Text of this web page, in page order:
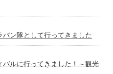
バン隊として行ってきました
バルに行ってきました！～観光